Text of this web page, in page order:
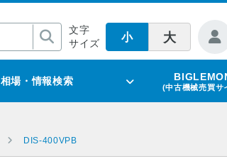
文字
サイズ
小 大
相場・情報検索
(中古機械売買サ
DIS-400VPB